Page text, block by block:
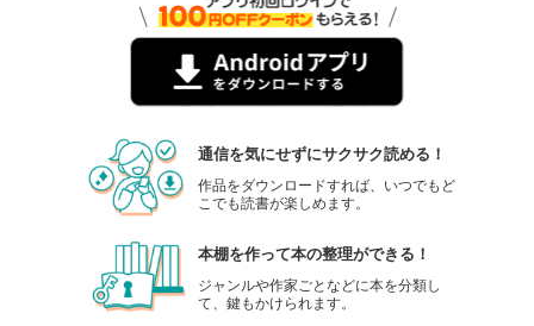
通信を気にせずにサクサク読める！
作品をダウンロードすれば、いつでもど
こでも読書が楽しめます。
本棚を作って本の整理ができる！
ジャンルや作家ごとなどに本を分類し
て、鍵もかけられます。